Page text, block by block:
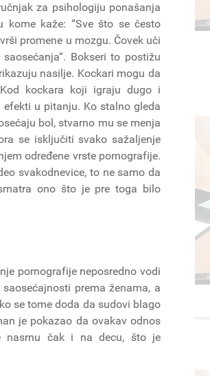
za psihologiju ponašanja
kome kaže: “Sve što se često
promene u mozgu. Čovek uči
Bokseri to postižu
nasilje. Kockari mogu da
kockara koji igraju dugo i
u pitanju. Ko stalno gleda
bol, stvarno mu se menja
se isključiti svako sažaljenje
određene vrste pornografije.
svakodnevice, to ne samo da
ono što je pre toga bilo
pornografije neposredno vodi
prema ženama, a
se tome doda da sudovi blago
je pokazao da ovakav odnos
nasrnu čak i na decu, što je